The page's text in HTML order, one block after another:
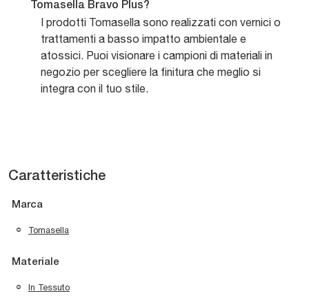
Tomasella Bravo Plus?
I prodotti Tomasella sono realizzati con vernici o
trattamenti a basso impatto ambientale e
atossici. Puoi visionare i campioni di materiali in
negozio per scegliere la finitura che meglio si
integra con il tuo stile.
Caratteristiche
Marca
Tomasella
Materiale
In Tessuto